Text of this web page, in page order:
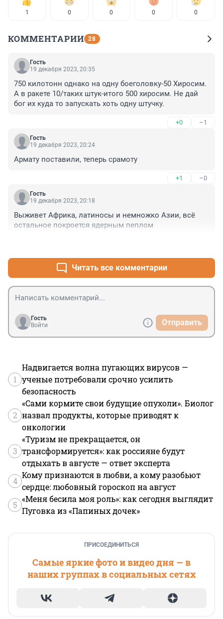
1 0 0 0 0
КОММЕНТАРИИ 28
Гость
19 декабря 2023, 20:35
750 килотонн однако на одну боеголовку-50 Хиросим.
А в ракете 10/таких штук-итого 500 хиросим. Не дай
бог их куда то запускать хоть одну штучку.
+0 –1
Гость
19 декабря 2023, 20:24
Армату поставили, теперь срамоту
+1 –0
Гость
19 декабря 2023, 20:18
Выживет Африка, латиносы и немножко Азии, всё
остальное покроется ядерным пеплом
Читать все комментарии
Гость
Войти
Отправить
1
Надвигается волна пугающих вирусов —
ученые потребовали срочно усилить
безопасность
2
«Сами кормите свои будущие опухоли». Биолог
назвал продукты, которые приводят к
онкологии
3
«Туризм не прекращается, он
трансформируется»: как россияне будут
отдыхать в августе — ответ эксперта
4
Кому признаются в любви, а кому разобьют
сердце: любовный гороскоп на август
5
«Меня бесила моя роль»: как сегодня выглядит
Пуговка из «Папиных дочек»
ПРИСОЕДИНИТЬСЯ
Самые яркие фото и видео дня — в
наших группах в социальных сетях